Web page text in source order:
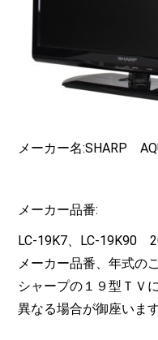
メーカー名:SHARP
メーカー品番:
LC-19K7、LC-19K90
メーカー品番、年式の
シャープの１９型ＴＶ
異なる場合が御座いま